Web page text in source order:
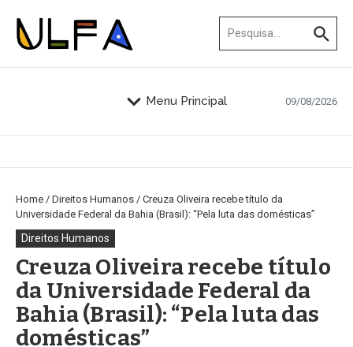
Menu Principal 09/08/2026
Home / Direitos Humanos / Creuza Oliveira recebe título da
Universidade Federal da Bahia (Brasil): “Pela luta das domésticas”
Direitos Humanos
Creuza Oliveira recebe título
da Universidade Federal da
Bahia (Brasil): “Pela luta das
domésticas”